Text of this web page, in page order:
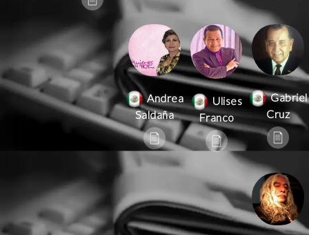
Andrea
Saldaña
Ulises
Franco
Gabriel
Cruz